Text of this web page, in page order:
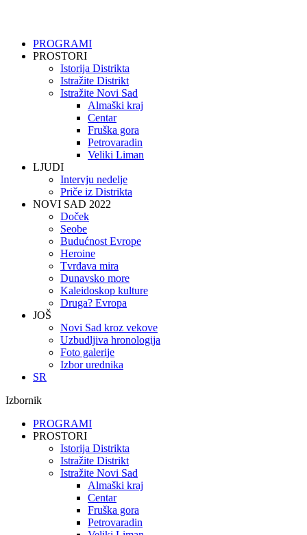
PROGRAMI
PROSTORI
Istorija Distrikta
Istražite Distrikt
Istražite Novi Sad
Almaški kraj
Centar
Fruška gora
Petrovaradin
Veliki Liman
LJUDI
Intervju nedelje
Priče iz Distrikta
NOVI SAD 2022
Doček
Seobe
Budućnost Evrope
Heroine
Tvrđava mira
Dunavsko more
Kaleidoskop kulture
Druga? Evropa
JOŠ
Novi Sad kroz vekove
Uzbudljiva hronologija
Foto galerije
Izbor urednika
SR
Izbornik
PROGRAMI
PROSTORI
Istorija Distrikta
Istražite Distrikt
Istražite Novi Sad
Almaški kraj
Centar
Fruška gora
Petrovaradin